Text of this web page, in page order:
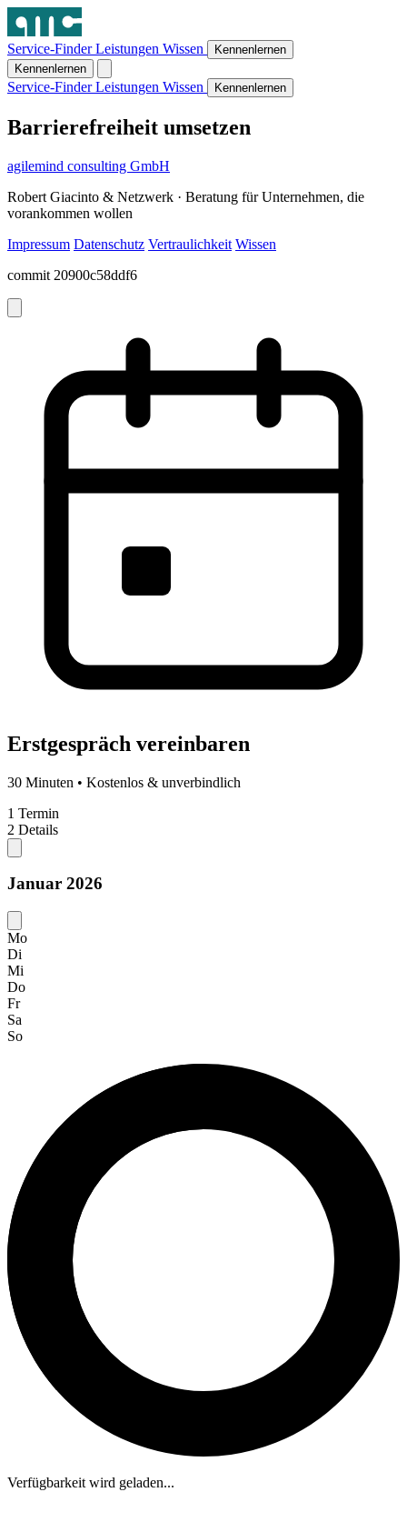
Service-FinderLeistungen Wissen
Kennenlernen
Kennenlernen
Service-FinderLeistungen Wissen Kennenlernen
Barrierefreiheit umsetzen
agilemind consulting GmbH
Robert Giacinto & Netzwerk · Beratung für Unternehmen, die
vorankommen wollen
Impressum Datenschutz Vertraulichkeit Wissen
commit 20900c58ddf6
Erstgespräch vereinbaren
30 Minuten • Kostenlos & unverbindlich
1 Termin
2 Details
Januar 2026
Mo
Di
Mi
Do
Fr
Sa
So
Verfügbarkeit wird geladen...